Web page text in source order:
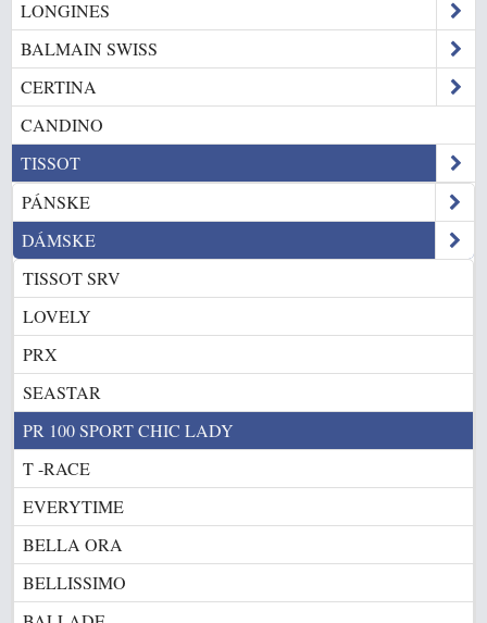
LONGINES
BALMAIN SWISS
CERTINA
CANDINO
TISSOT
PÁNSKE
DÁMSKE
TISSOT SRV
LOVELY
PRX
SEASTAR
PR 100 SPORT CHIC LADY
T -RACE
EVERYTIME
BELLA ORA
BELLISSIMO